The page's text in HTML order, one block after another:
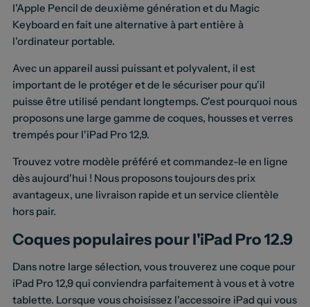
l'Apple Pencil de deuxième génération et du Magic
Keyboard en fait une alternative à part entière à
l'ordinateur portable.
Avec un appareil aussi puissant et polyvalent, il est
important de le protéger et de le sécuriser pour qu'il
puisse être utilisé pendant longtemps. C'est pourquoi nous
proposons une large gamme de coques, housses et verres
trempés pour l'iPad Pro 12,9.
Trouvez votre modèle préféré et commandez-le en ligne
dès aujourd'hui ! Nous proposons toujours des prix
avantageux, une livraison rapide et un service clientèle
hors pair.
Coques populaires pour l'iPad Pro 12.9
Dans notre large sélection, vous trouverez une coque pour
iPad Pro 12,9 qui conviendra parfaitement à vous et à votre
tablette. Lorsque vous choisissez l'accessoire iPad qui vous